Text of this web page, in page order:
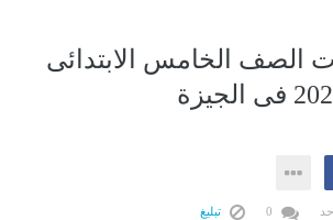
الصف الخامس الابتدائى
تبليغ